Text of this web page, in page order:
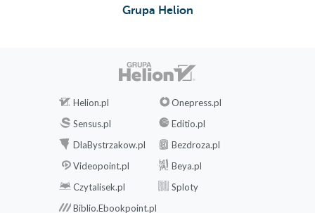
Grupa Helion
Helion.pl
Onepress.pl
Sensus.pl
Editio.pl
DlaBystrzakow.pl
Bezdroza.pl
Videopoint.pl
Beya.pl
Czytalisek.pl
Sploty
Biblio.Ebookpoint.pl